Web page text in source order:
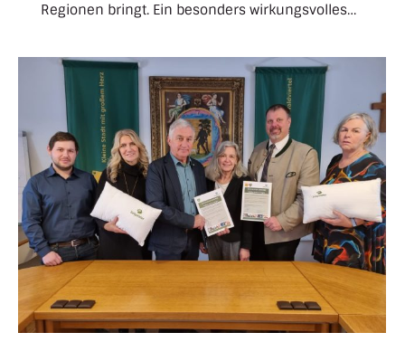
Regionen bringt. Ein besonders wirkungsvolles…